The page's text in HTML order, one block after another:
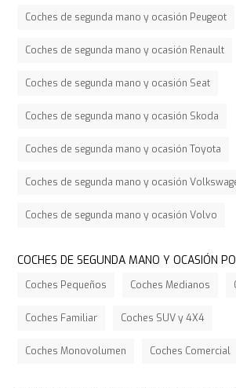
Coches de segunda mano y ocasión Peugeot
Coches de segunda mano y ocasión Renault
Coches de segunda mano y ocasión Seat
Coches de segunda mano y ocasión Skoda
Coches de segunda mano y ocasión Toyota
Coches de segunda mano y ocasión
Coches de segunda mano y ocasión Volvo
COCHES DE SEGUNDA MANO Y OCASIÓN
Coches Pequeños Coches Medianos
Coches Familiar Coches SUV y 4X4
Coches Monovolumen Coches Comercial